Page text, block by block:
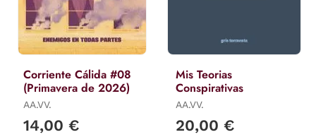
Corriente Cálida #08
(Primavera de 2026)
AA.VV.
14,00 €
Mis Teorias
Conspirativas
AA.VV.
20,00 €